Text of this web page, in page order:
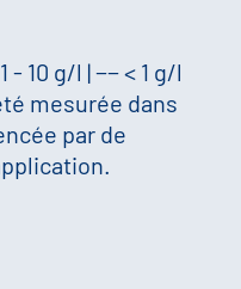
- 10 g/l | −− < 1 g/l
mesurée dans
par de